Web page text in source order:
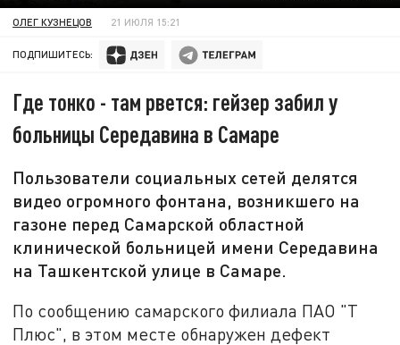
ОЛЕГ КУЗНЕЦОВ 21 ИЮЛЯ 15:21
ПОДПИШИТЕСЬ:
Где тонко - там рвется: гейзер забил у
больницы Середавина в Самаре
Пользователи социальных сетей делятся
видео огромного фонтана, возникшего на
газоне перед Самарской областной
клинической больницей имени Середавина
на Ташкентской улице в Самаре.
По сообщению самарского филиала ПАО "Т
Плюс", в этом месте обнаружен дефект